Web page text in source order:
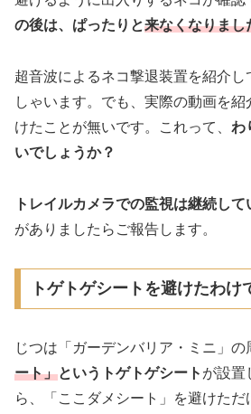
の後は、ぱったりと来なくなりまし
超音波によるネコ撃退装置を紹介し
しゃいます。でも、実際の動画を
けたことが無いです。これって、 わ
いでしょうか？
トレイルカメラでの監視は継続して
がありましたらご報告します。
トゲトゲシートを避けたわけ
じつは「ガーデンバリア・ミニ」の
ート」というトゲトゲシート が設置
ら、「ここダメシート」を避けただ